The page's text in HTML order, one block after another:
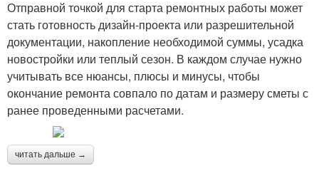
Отправной точкой для старта ремонтных работы может
стать готовность дизайн-проекта или разрешительной
документации, накопление необходимой суммы, усадка
новостройки или теплый сезон. В каждом случае нужно
учитывать все нюансы, плюсы и минусы, чтобы
окончание ремонта совпало по датам и размеру сметы с
ранее проведенными расчетами.
читать дальше →